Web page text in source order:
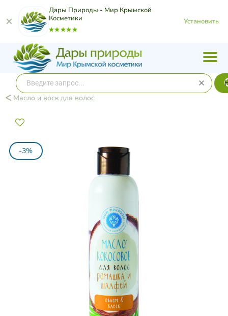
Дары Природы - Мир Крымской
Косметики
Установить
Масло и воск для волос
-3%